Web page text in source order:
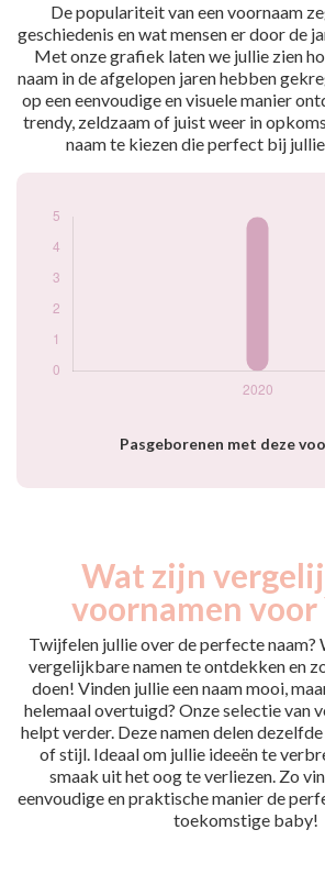
De populariteit van een voornaam
geschiedenis en wat mensen er door de
Met onze grafiek laten we jullie zien
naam in de afgelopen jaren hebben
op een eenvoudige en visuele manier
trendy, zeldzaam of juist weer in
naam te kiezen die perfect bij
Pasgeborenen met deze
Popularité du
prénom Yllan par
année
Wat zijn
voornamen voor
Twijfelen jullie over de perfecte naam?
vergelijkbare namen te ontdekken en
doen! Vinden jullie een naam mooi,
helemaal overtuigd? Onze selectie van
helpt verder. Deze namen delen
of stijl. Ideaal om jullie ideeën te
smaak uit het oog te verliezen. Zo
eenvoudige en praktische manier de
toekomstige baby!